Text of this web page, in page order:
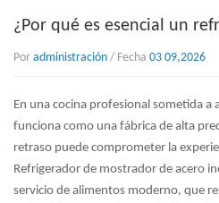
Por administración / Fecha 03 09,2026
En una cocina profesional sometida a
funciona como una fábrica de alta
retraso puede comprometer la
Refrigerador de mostrador de acero
servicio de alimentos moderno, que